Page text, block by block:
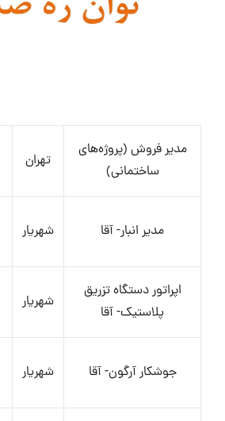
مدیر فروش (پروژه‌های
ساختمانی)
تهران
مدیر انبار- آقا شهریار
اپراتور دستگاه تزریق
پلاستیک- آقا
شهریار
جوشکار آرگون- آقا شهریار